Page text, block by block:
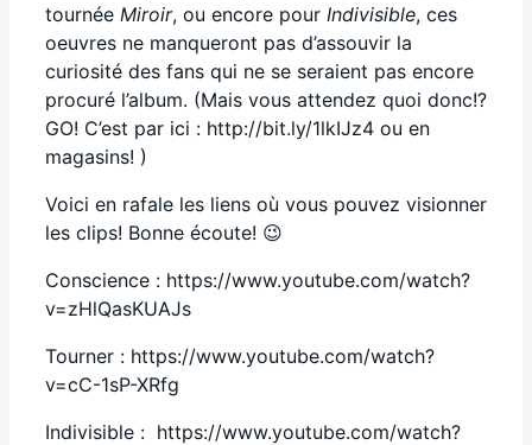
tournée Miroir, ou encore pour Indivisible, ces
oeuvres ne manqueront pas d’assouvir la
curiosité des fans qui ne se seraient pas encore
procuré l’album. (Mais vous attendez quoi donc!?
GO! C’est par ici : http://bit.ly/1lkIJz4 ou en
magasins! )
Voici en rafale les liens où vous pouvez visionner
les clips! Bonne écoute! 😉
Conscience : https://www.youtube.com/watch?
v=zHlQasKUAJs
Tourner : https://www.youtube.com/watch?
v=cC-1sP-XRfg
Indivisible : https://www.youtube.com/watch?